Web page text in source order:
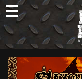
Skip
to
content